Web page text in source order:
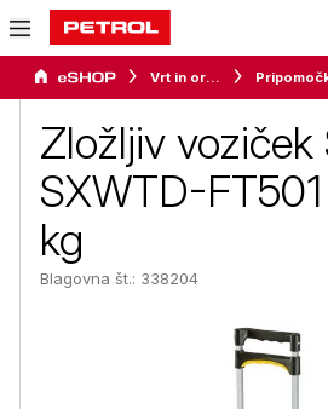
Vrt in orodje
Zložljiv voziček
SXWTD-
kg
Blagovna št.: 338204